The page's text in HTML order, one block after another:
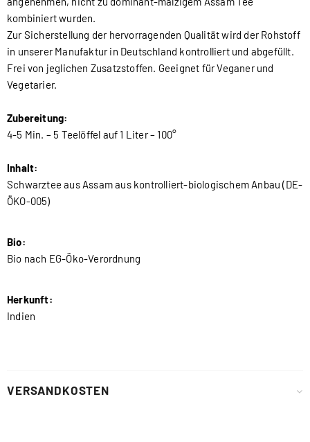
kombiniert wurden.
Zur Sicherstellung der hervorragenden Qualität wird der Rohstoff
in unserer Manufaktur in Deutschland kontrolliert und abgefüllt.
Frei von jeglichen Zusatzstoffen. Geeignet für Veganer und
Vegetarier.
Zubereitung:
4-5 Min. – 5 Teelöffel auf 1 Liter – 100°
Inhalt:
Schwarztee aus Assam aus kontrolliert-biologischem Anbau (DE-
ÖKO-005)
Bio:
Bio nach EG-Öko-Verordnung
Herkunft:
Indien
VERSANDKOSTEN